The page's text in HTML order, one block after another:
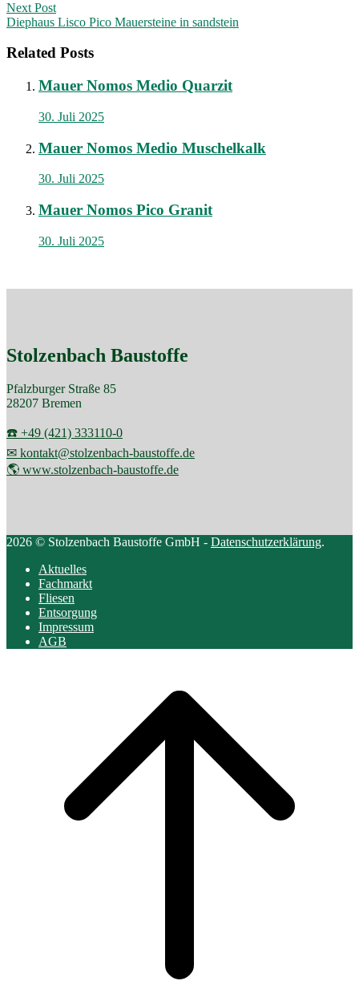
Next Post
Diephaus Lisco Pico Mauersteine in sandstein
Related Posts
Mauer Nomos Medio Quarzit
30. Juli 2025
Mauer Nomos Medio Muschelkalk
30. Juli 2025
Mauer Nomos Pico Granit
30. Juli 2025
Stolzenbach Baustoffe
Pfalzburger Straße 85
28207 Bremen
☎️ +49 (421) 333110-0
✉ kontakt@stolzenbach-baustoffe.de
🌎 www.stolzenbach-baustoffe.de
2026 © Stolzenbach Baustoffe GmbH - Datenschutzerklärung.
Aktuelles
Fachmarkt
Fliesen
Entsorgung
Impressum
AGB